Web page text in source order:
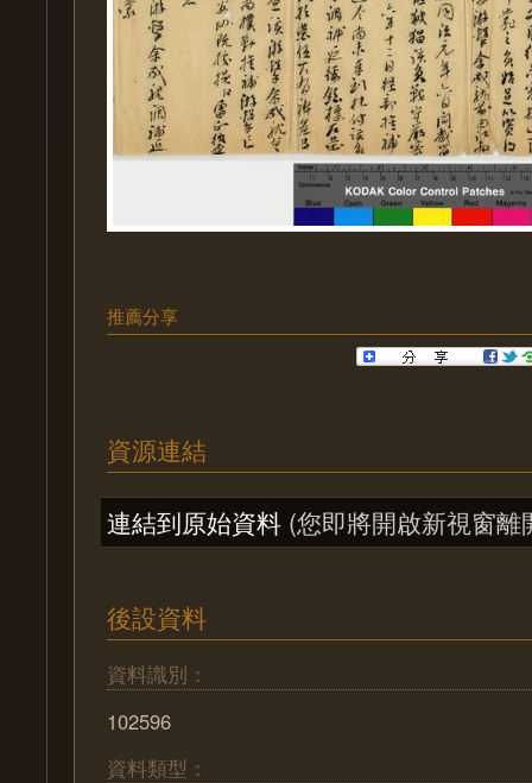
推薦分享
資源連結
連結到原始資料 (您即將開啟新視窗離
後設資料
資料識別：
102596
資料類型：